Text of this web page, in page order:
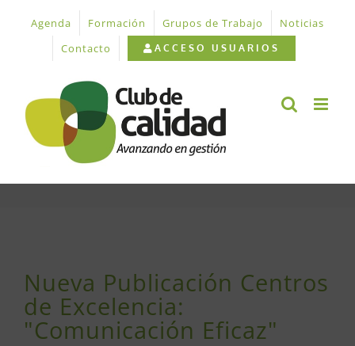
contenido
Agenda Formación Grupos de Trabajo
Noticias
Contacto
ACCESO USUARIOS
imagen
más
grande
Nueva Publicación Centros
de Excelencia:
"Comunicación Eficaz"